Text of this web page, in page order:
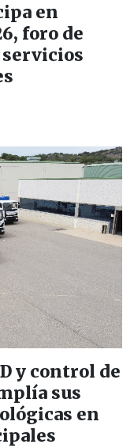
en
foro de
y control de
sus
en